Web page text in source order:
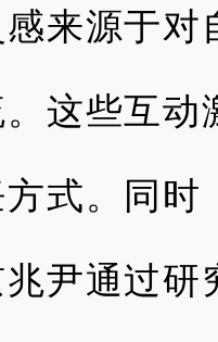
来源于对
这些互动
式。同时
尹通过研